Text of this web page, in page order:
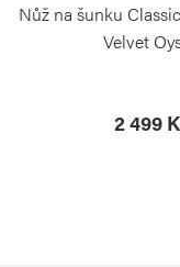
Nůž na šunku
Velvet
2 499